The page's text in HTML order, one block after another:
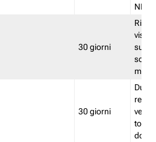
NL
30 giorni
visto
30 giorni
torna
dopo